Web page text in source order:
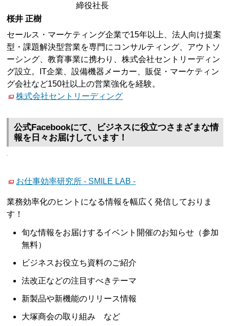
締役社長
桜井 正樹
セールス・マーケティング企業で15年以上、法人向け提案
型・課題解決型営業を専門にコンサルティング、アウトソ
ーシング、教育事業に携わり、株式会社セントリーディン
グ設立。IT企業、設備機器メーカー、販促・マーケティン
グ会社など150社以上の営業強化を経験。
株式会社セントリーディング
公式Facebookにて、ビジネスに役立つさまざまな情
報を日々お届けしています！
お仕事効率研究所 - SMILE LAB -
業務効率化のヒントになる情報を幅広く発信しておりま
す！
旬な情報をお届けするイベント開催のお知らせ（参加
無料）
ビジネスお役立ち資料のご紹介
法改正などの注目すべきテーマ
新製品や新機能のリリース情報
大塚商会の取り組み など